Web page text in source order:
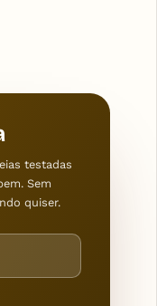
testadas
Sem
quiser.